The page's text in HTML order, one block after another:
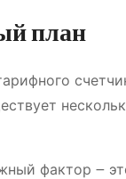
план
фактор ౼